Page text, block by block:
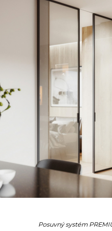
Posuvný systém